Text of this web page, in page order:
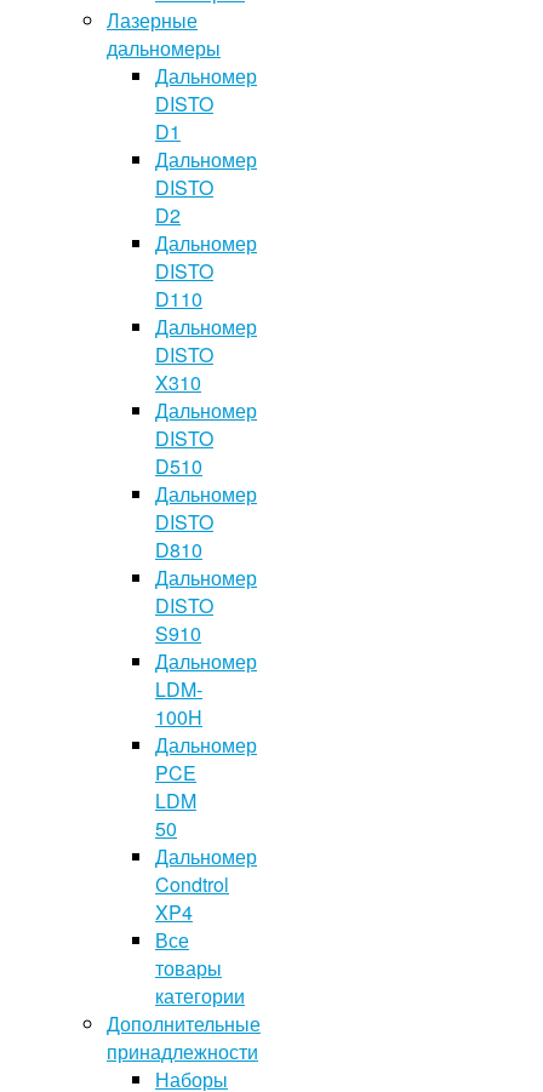
Лазерные
дальномеры
Дальномер
DISTO
D1
Дальномер
DISTO
D2
Дальномер
DISTO
D110
Дальномер
DISTO
X310
Дальномер
DISTO
D510
Дальномер
DISTO
D810
Дальномер
DISTO
S910
Дальномер
LDM-
100H
Дальномер
PCE
LDM
50
Дальномер
Condtrol
XP4
Все
товары
категории
Дополнительные
принадлежности
Наборы